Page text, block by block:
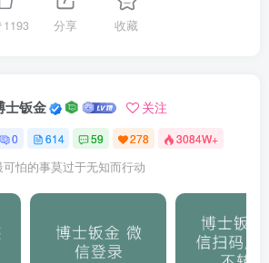
1193 分享 收藏
士钣金 关注
0 614 59 278 3084W+
可怕的事莫过于无知而行动